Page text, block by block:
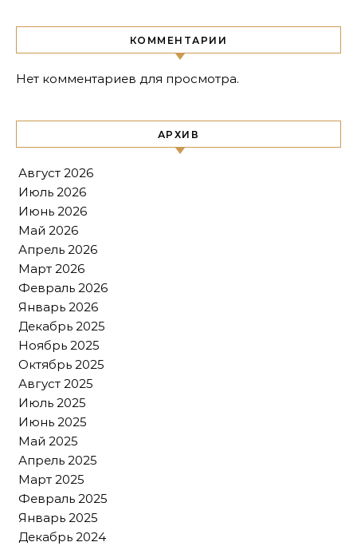
КОММЕНТАРИИ
Нет комментариев для просмотра.
АРХИВ
Август 2026
Июль 2026
Июнь 2026
Май 2026
Апрель 2026
Март 2026
Февраль 2026
Январь 2026
Декабрь 2025
Ноябрь 2025
Октябрь 2025
Август 2025
Июль 2025
Июнь 2025
Май 2025
Апрель 2025
Март 2025
Февраль 2025
Январь 2025
Декабрь 2024